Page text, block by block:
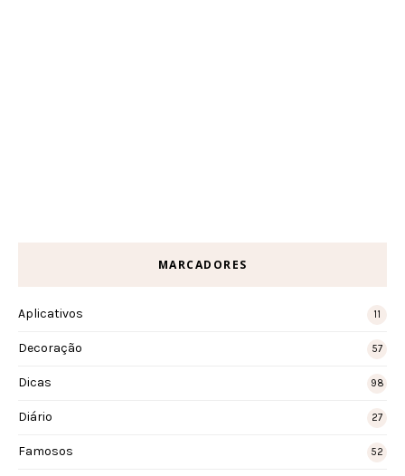
MARCADORES
Aplicativos 11
Decoração 57
Dicas 98
Diário 27
Famosos 52